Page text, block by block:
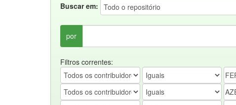
Buscar em:
por
Filtros correntes: